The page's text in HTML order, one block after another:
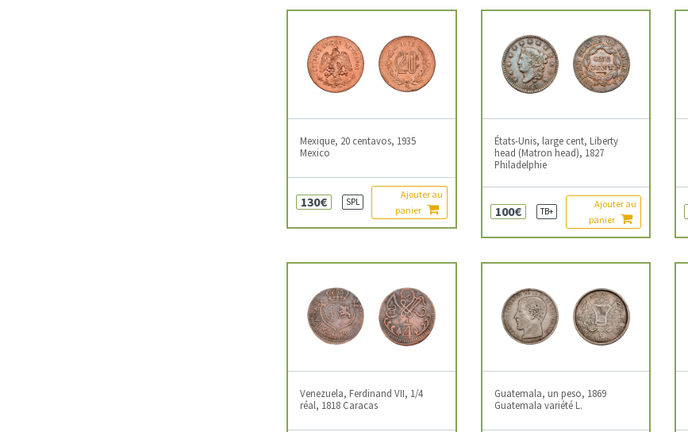
Mexique, 20 centavos, 1935
Mexico
130€ SPL
Ajouter au
panier
États-Unis, large cent, Liberty
head (Matron head), 1827
Philadelphie
100€ TB+
Ajouter au
panier
Venezuela, Ferdinand VII, 1/4
réal, 1818 Caracas
Guatemala, un peso, 1869
Guatemala variété L.